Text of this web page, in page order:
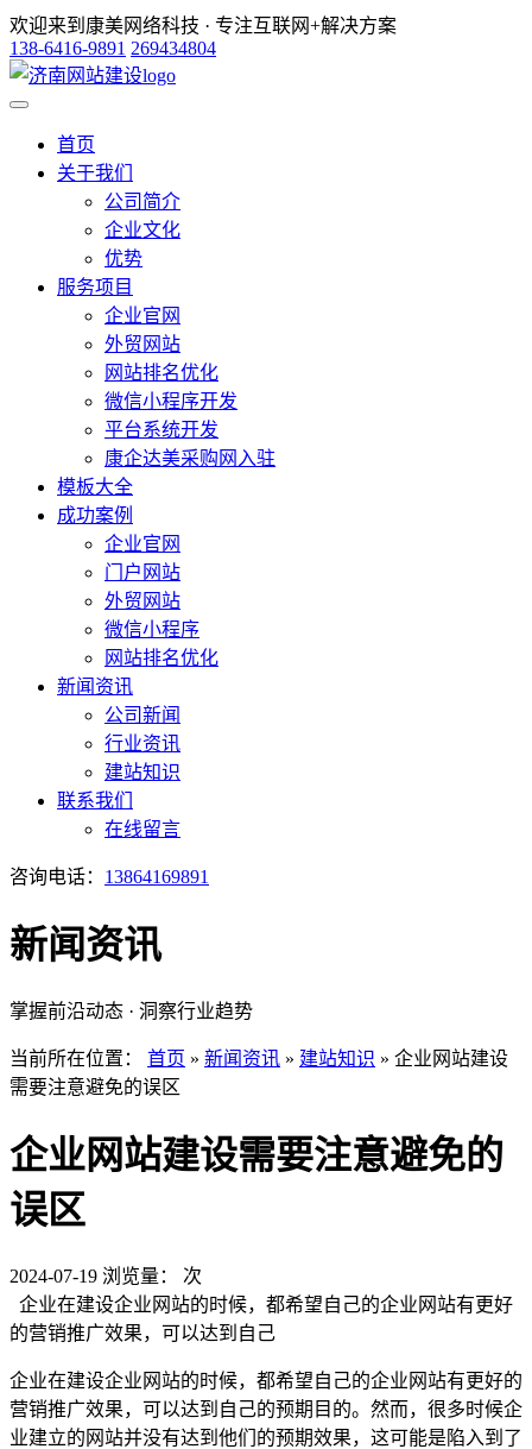
欢迎来到康美网络科技 · 专注互联网+解决方案
138-6416-9891 269434804
首页
关于我们
公司简介
企业文化
优势
服务项目
企业官网
外贸网站
网站排名优化
微信小程序开发
平台系统开发
康企达美采购网入驻
模板大全
成功案例
企业官网
门户网站
外贸网站
微信小程序
网站排名优化
新闻资讯
公司新闻
行业资讯
建站知识
联系我们
在线留言
咨询电话： 13864169891
新闻资讯
掌握前沿动态 · 洞察行业趋势
当前所在位置： 首页 » 新闻资讯 » 建站知识 » 企业网站建设
需要注意避免的误区
企业网站建设需要注意避免的
误区
2024-07-19 浏览量：
次
企业在建设企业网站的时候，都希望自己的企业网站有更好
的营销推广效果，可以达到自己
企业在建设企业网站的时候，都希望自己的企业网站有更好的
营销推广效果，可以达到自己的预期目的。然而，很多时候企
业建立的网站并没有达到他们的预期效果，这可能是陷入到了